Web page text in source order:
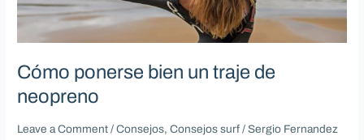
Cómo ponerse bien un traje de
neopreno
Leave a Comment /Consejos,Consejos surf /Sergio Fernandez
un
traje
de
neopreno